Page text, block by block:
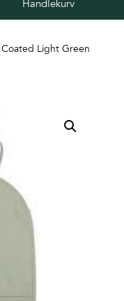
Handlekurv
Light Green